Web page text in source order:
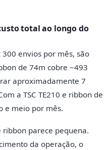
total ao longo do
envios por mês, são
de 74m cobre ~493
aproximadamente 7
a TSC TE210 e ribbon de
e meio por mês.
parece pequena.
da operação, o